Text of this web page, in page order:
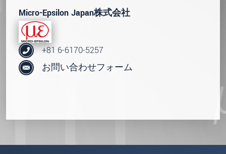
Micro-Epsilon Japan株式会社
+81 6-6170-5257
お問い合わせフォーム